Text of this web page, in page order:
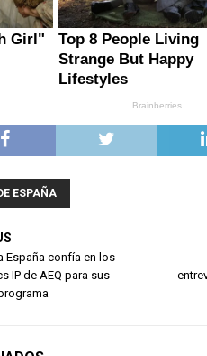
ESPAÑA
España confía en los
IP de AEQ para sus